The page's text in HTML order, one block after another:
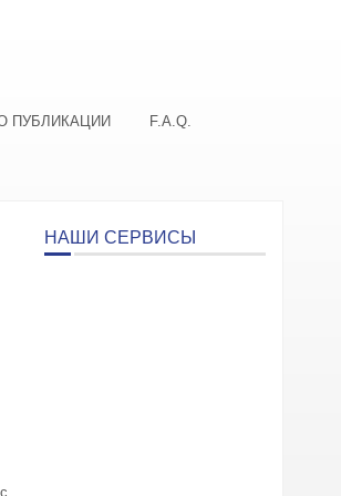
ПУБЛИКАЦИИ F.A.Q.
НАШИ СЕРВИСЫ